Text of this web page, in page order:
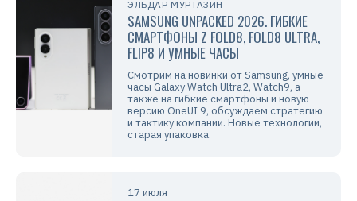
ЭЛЬДАР МУРТАЗИН
SAMSUNG UNPACKED 2026. ГИБКИЕ
СМАРТФОНЫ Z FOLD8, FOLD8 ULTRA,
FLIP8 И УМНЫЕ ЧАСЫ
Смотрим на новинки от Samsung, умные
часы Galaxy Watch Ultra2, Watch9, а
также на гибкие смартфоны и новую
версию OneUI 9, обсуждаем стратегию
и тактику компании. Новые технологии,
старая упаковка.
17 июля